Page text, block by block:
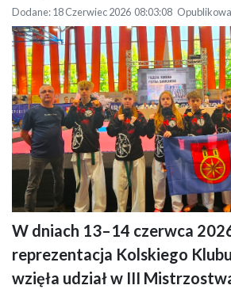
Dodane: 18 Czerwiec 2026 08:03:08
Grupa młodych zawodników sztuk walki w
pozuje z flagą miasta (herb z kołem i wieżą).
W tle hala sportowa z banerem turnieju Trzecia
W dniach 13–14 czerwca
reprezentacja Kolskiego
wzięła udział w III